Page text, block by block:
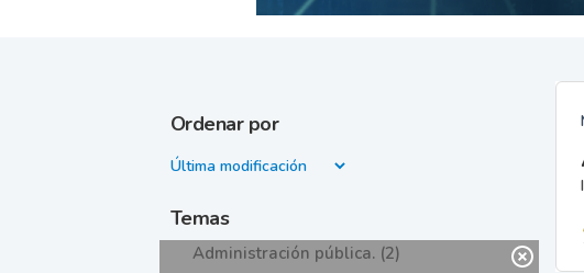
Ordenar por
Temas
Administración pública. (2)